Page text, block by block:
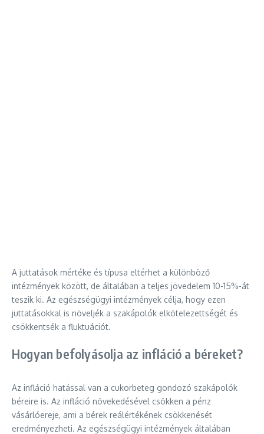
A juttatások mértéke és típusa eltérhet a különböző
intézmények között, de általában a teljes jövedelem 10-15%-át
teszik ki. Az egészségügyi intézmények célja, hogy ezen
juttatásokkal is növeljék a szakápolók elkötelezettségét és
csökkentsék a fluktuációt.
Hogyan befolyásolja az infláció a béreket?
Az infláció hatással van a cukorbeteg gondozó szakápolók
béreire is. Az infláció növekedésével csökken a pénz
vásárlóereje, ami a bérek reálértékének csökkenését
eredményezheti. Az egészségügyi intézmények általában